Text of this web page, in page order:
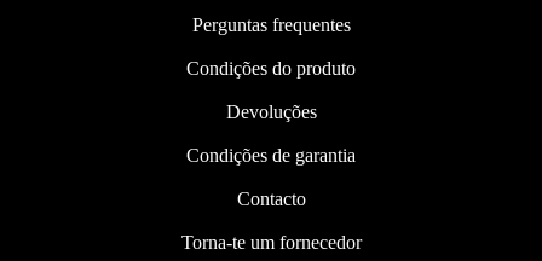
Perguntas frequentes
Condições do produto
Devoluções
Condições de garantia
Contacto
Torna-te um fornecedor